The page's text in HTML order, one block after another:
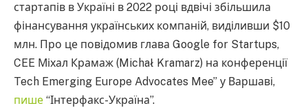
стартапів в Україні в 2022 році вдвічі збільшила
фінансування українських компаній, виділивши $10
млн. Про це повідомив глава Google for Startups,
CEE Міхал Крамаж (Michał Kramarz) на конференції
Tech Emerging Europe Advocates Mee” у Варшаві,
пише “Інтерфакс-Україна”.